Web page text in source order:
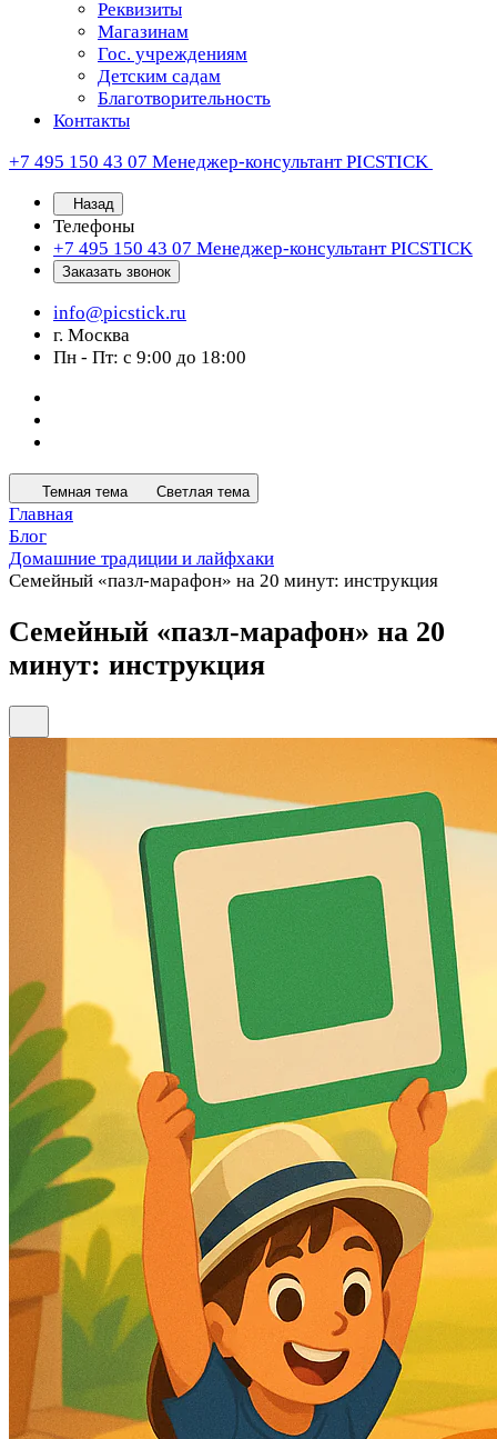
Реквизиты
Магазинам
Гос. учреждениям
Детским садам
Благотворительность
Контакты
+7 495 150 43 07 Менеджер-консультант PICSTICK
Назад
Телефоны
+7 495 150 43 07 Менеджер-консультант PICSTICK
Заказать звонок
info@picstick.ru
г. Москва
Пн - Пт: с 9:00 до 18:00
Темная тема Светлая тема
Главная
Блог
Домашние традиции и лайфхаки
Семейный «пазл-марафон» на 20 минут: инструкция
Семейный «пазл-марафон» на 20
минут: инструкция